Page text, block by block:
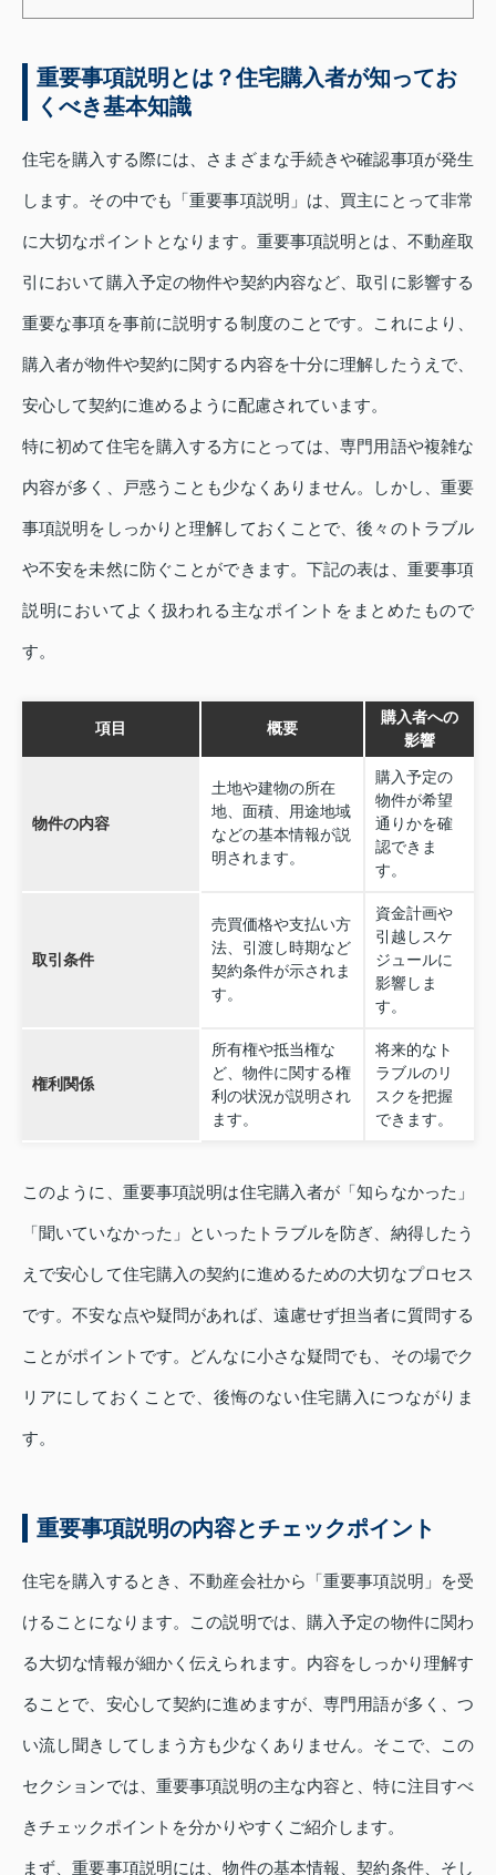
重要事項説明とは？住宅購入者が知ってお
くべき基本知識
住宅を購入する際には、さまざまな手続きや確認事項が発生
します。その中でも「重要事項説明」は、買主にとって非常
に大切なポイントとなります。重要事項説明とは、不動産取
引において購入予定の物件や契約内容など、取引に影響する
重要な事項を事前に説明する制度のことです。これにより、
購入者が物件や契約に関する内容を十分に理解したうえで、
安心して契約に進めるように配慮されています。
特に初めて住宅を購入する方にとっては、専門用語や複雑な
内容が多く、戸惑うことも少なくありません。しかし、重要
事項説明をしっかりと理解しておくことで、後々のトラブル
や不安を未然に防ぐことができます。下記の表は、重要事項
説明においてよく扱われる主なポイントをまとめたもので
す。
項目 概要
購入者への
影響
物件の内容
土地や建物の所在
地、面積、用途地域
などの基本情報が説
明されます。
購入予定の
物件が希望
通りかを確
認できま
す。
取引条件
売買価格や支払い方
法、引渡し時期など
契約条件が示されま
す。
資金計画や
引越しスケ
ジュールに
影響しま
す。
権利関係
所有権や抵当権な
ど、物件に関する権
利の状況が説明され
ます。
将来的なト
ラブルのリ
スクを把握
できます。
このように、重要事項説明は住宅購入者が「知らなかった」
「聞いていなかった」といったトラブルを防ぎ、納得したう
えで安心して住宅購入の契約に進めるための大切なプロセス
です。不安な点や疑問があれば、遠慮せず担当者に質問する
ことがポイントです。どんなに小さな疑問でも、その場でク
リアにしておくことで、後悔のない住宅購入につながりま
す。
重要事項説明の内容とチェックポイント
住宅を購入するとき、不動産会社から「重要事項説明」を受
けることになります。この説明では、購入予定の物件に関わ
る大切な情報が細かく伝えられます。内容をしっかり理解す
ることで、安心して契約に進めますが、専門用語が多く、つ
い流し聞きしてしまう方も少なくありません。そこで、この
セクションでは、重要事項説明の主な内容と、特に注目すべ
きチェックポイントを分かりやすくご紹介します。
まず、重要事項説明には、物件の基本情報、契約条件、そし